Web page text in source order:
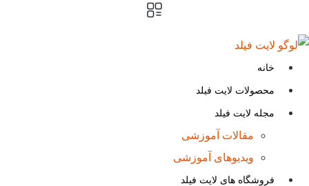
به
محتوا
خانه
محصولات لایت فیلد
مجله لایت فیلد
مقالات آموزشی
ویدیوهای آموزشی
فروشگاه های لایت فیلد